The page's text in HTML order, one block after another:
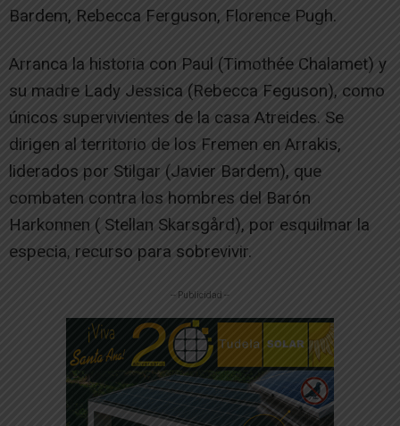
Bardem, Rebecca Ferguson, Florence Pugh.
Arranca la historia con Paul (Timothée Chalamet) y
su madre Lady Jessica (Rebecca Feguson), como
únicos supervivientes de la casa Atreides. Se
dirigen al territorio de los Fremen en Arrakis,
liderados por Stilgar (Javier Bardem), que
combaten contra los hombres del Barón
Harkonnen ( Stellan Skarsgård), por esquilmar la
especia, recurso para sobrevivir.
-- Publicidad --